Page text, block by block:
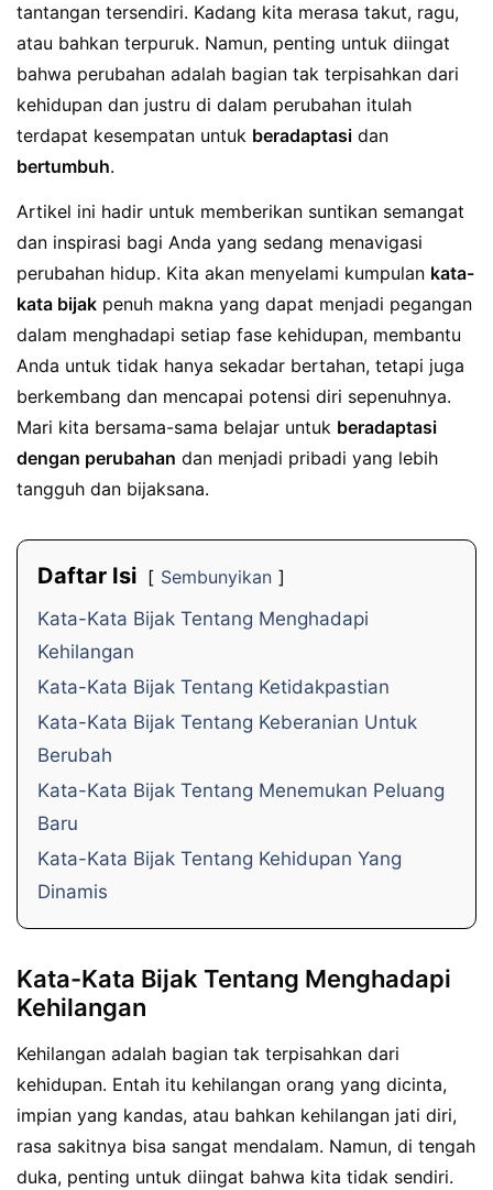
tantangan tersendiri. Kadang kita merasa takut, ragu,
atau bahkan terpuruk. Namun, penting untuk diingat
bahwa perubahan adalah bagian tak terpisahkan dari
kehidupan dan justru di dalam perubahan itulah
terdapat kesempatan untuk beradaptasi dan
bertumbuh.
Artikel ini hadir untuk memberikan suntikan semangat
dan inspirasi bagi Anda yang sedang menavigasi
perubahan hidup. Kita akan menyelami kumpulan kata-
kata bijak penuh makna yang dapat menjadi pegangan
dalam menghadapi setiap fase kehidupan, membantu
Anda untuk tidak hanya sekadar bertahan, tetapi juga
berkembang dan mencapai potensi diri sepenuhnya.
Mari kita bersama-sama belajar untuk beradaptasi
dengan perubahan dan menjadi pribadi yang lebih
tangguh dan bijaksana.
Daftar Isi
Sembunyikan
Kata-Kata Bijak Tentang Menghadapi
Kehilangan
Kata-Kata Bijak Tentang Ketidakpastian
Kata-Kata Bijak Tentang Keberanian Untuk
Berubah
Kata-Kata Bijak Tentang Menemukan Peluang
Baru
Kata-Kata Bijak Tentang Kehidupan Yang
Dinamis
Kata-Kata Bijak Tentang Menghadapi
Kehilangan
Kehilangan adalah bagian tak terpisahkan dari
kehidupan. Entah itu kehilangan orang yang dicinta,
impian yang kandas, atau bahkan kehilangan jati diri,
rasa sakitnya bisa sangat mendalam. Namun, di tengah
duka, penting untuk diingat bahwa kita tidak sendiri.